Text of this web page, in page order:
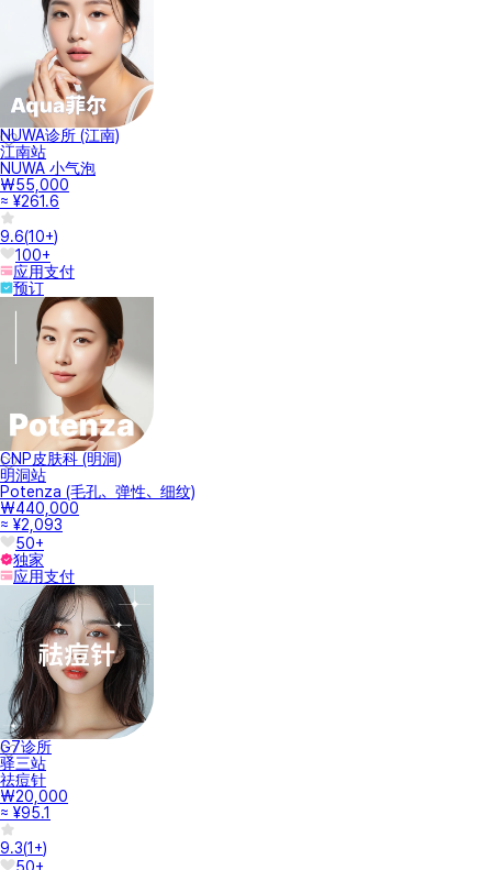
NUWA诊所 (江南)
江南站
NUWA 小气泡
₩55,000
≈ ¥261.6
9.6(10+)
100+
应用支付
预订
CNP皮肤科 (明洞)
明洞站
Potenza (毛孔、弹性、细纹)
₩440,000
≈ ¥2,093
50+
独家
应用支付
G7诊所
驿三站
祛痘针
₩20,000
≈ ¥95.1
9.3(1+)